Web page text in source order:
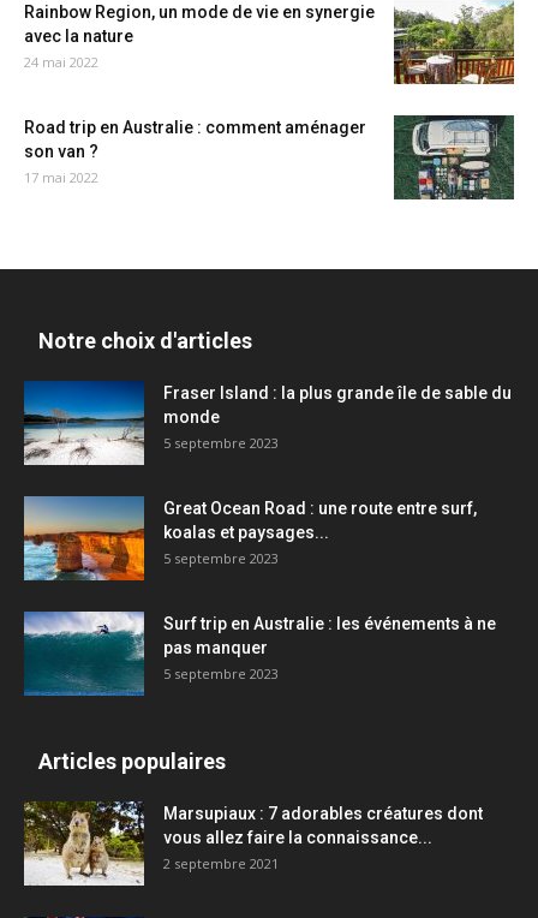
Rainbow Region, un mode de vie en synergie
avec la nature
24 mai 2022
Road trip en Australie : comment aménager
son van ?
17 mai 2022
Notre choix d'articles
Fraser Island : la plus grande île de sable du
monde
5 septembre 2023
Great Ocean Road : une route entre surf,
koalas et paysages...
5 septembre 2023
Surf trip en Australie : les événements à ne
pas manquer
5 septembre 2023
Articles populaires
Marsupiaux : 7 adorables créatures dont
vous allez faire la connaissance...
2 septembre 2021